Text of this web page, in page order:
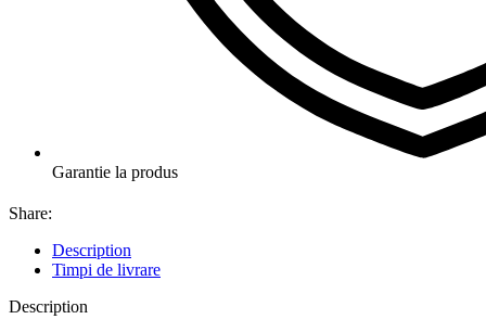
Garantie la produs
Share:
Description
Timpi de livrare
Description